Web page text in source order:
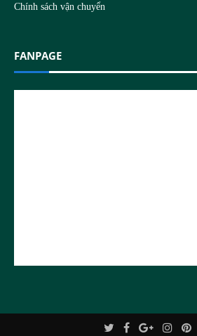
Chính sách vận chuyển
FANPAGE